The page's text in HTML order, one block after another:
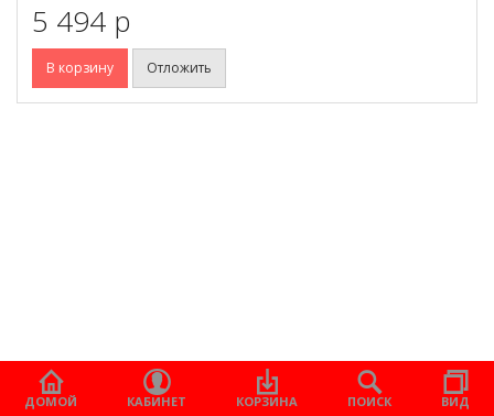
5 494 p
В корзину Отложить
ДОМОЙ КАБИНЕТ КОРЗИНА ПОИСК ВИД